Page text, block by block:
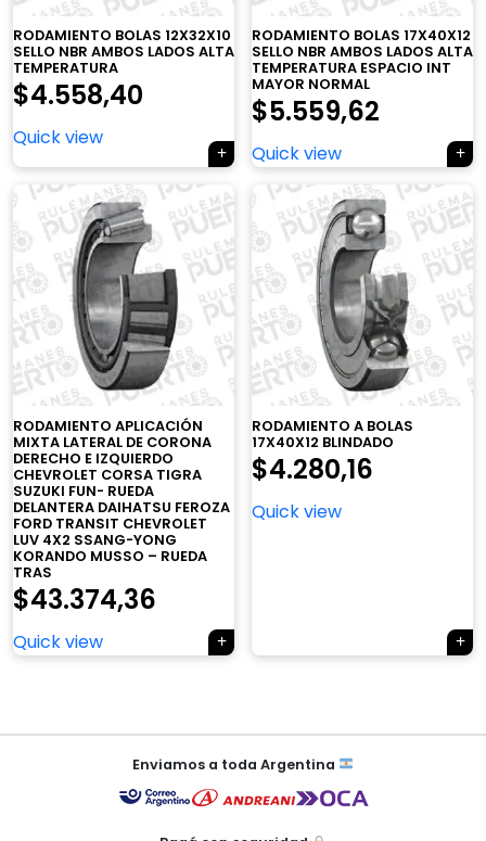
RODAMIENTO BOLAS 12X32X10
SELLO NBR AMBOS LADOS ALTA
TEMPERATURA
$4.558,40
Quick view
RODAMIENTO BOLAS 17X40X12
SELLO NBR AMBOS LADOS ALTA
TEMPERATURA ESPACIO INT
MAYOR NORMAL
$5.559,62
Quick view
RODAMIENTO APLICACIÓN
MIXTA LATERAL DE CORONA
DERECHO E IZQUIERDO
CHEVROLET CORSA TIGRA
SUZUKI FUN- RUEDA
DELANTERA DAIHATSU FEROZA
FORD TRANSIT CHEVROLET
LUV 4X2 SSANG-YONG
KORANDO MUSSO – RUEDA
TRAS
$43.374,36
Quick view
RODAMIENTO A BOLAS
17X40X12 BLINDADO
$4.280,16
Quick view
entradas
Enviamos a toda Argentina
Tu carrito está vacío.